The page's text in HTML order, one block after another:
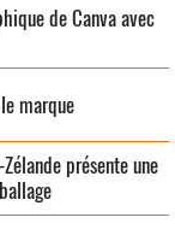
de Canva avec
marque
présente une